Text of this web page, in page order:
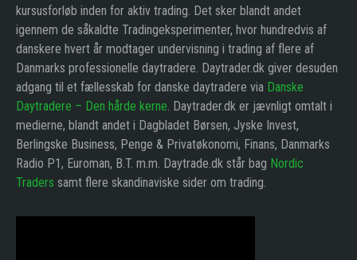
kursusforløb inden for aktiv trading. Det sker blandt andet
igennem de såkaldte Tradingeksperimenter, hvor hundredvis af
danskere hvert år modtager undervisning i trading af flere af
Danmarks professionelle daytradere. Daytrader.dk giver desuden
adgang til et fællesskab for danske daytradere via Danske
Daytradere – Den hårde kerne. Daytrader.dk er jævnligt omtalt i
medierne, blandt andet i Dagbladet Børsen, Jyske Invest,
Berlingske Business, Penge & Privatøkonomi, Finans, Danmarks
Radio P1, Euroman, B.T. m.m. Daytrade.dk står bag Nordic
Traders samt flere skandinaviske sider om trading.